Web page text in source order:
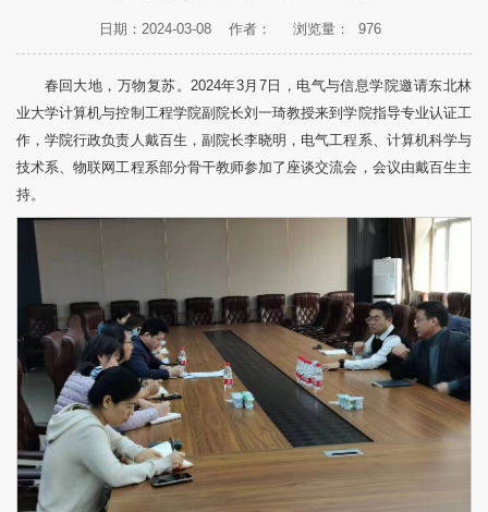
日期：2024-03-08 作者： 浏览量： 976
春回大地，万物复苏。2024年3月7日，电气与信息学院邀请东北林
业大学计算机与控制工程学院副院长刘一琦教授来到学院指导专业认证工
作，学院行政负责人戴百生，副院长李晓明，电气工程系、计算机科学与
技术系、物联网工程系部分骨干教师参加了座谈交流会，会议由戴百生主
持。